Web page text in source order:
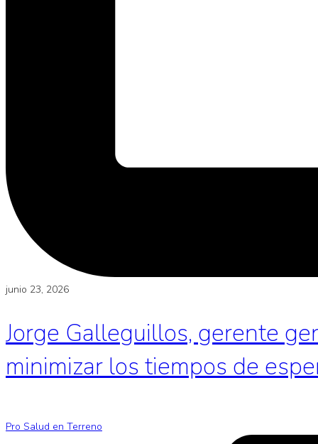
junio 23, 2026
Jorge Galleguillos, gerente
minimizar los tiempos de
Pro Salud en Terreno